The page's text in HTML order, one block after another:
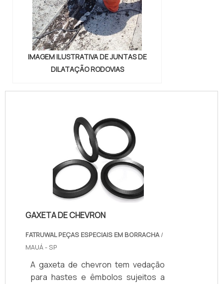
IMAGEM ILUSTRATIVA DE JUNTAS DE
DILATAÇÃO RODOVIAS
GAXETA DE CHEVRON
FATRUWAL PEÇAS ESPECIAIS EM BORRACHA /
MAUÁ - SP
A gaxeta de chevron tem vedação
para hastes e êmbolos sujeitos a